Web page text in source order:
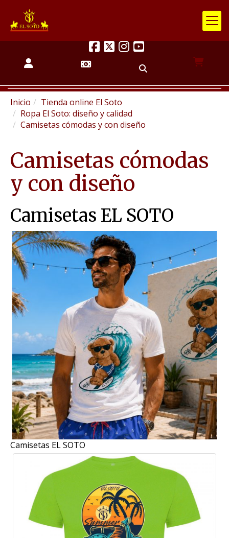
Inicio
Tienda online El Soto
Ropa El Soto: diseño y calidad
Camisetas cómodas y con diseño
Camisetas cómodas
y con diseño
Camisetas EL SOTO
Camisetas EL SOTO